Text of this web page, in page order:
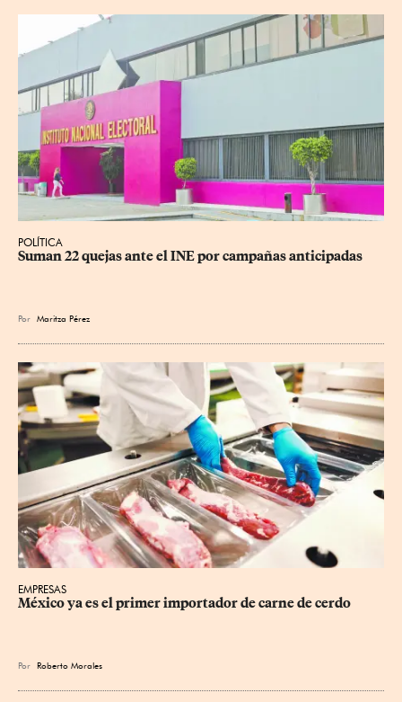
POLÍTICA
Suman 22 quejas ante el INE por campañas anticipadas
Por Maritza Pérez
EMPRESAS
México ya es el primer importador de carne de cerdo
Por Roberto Morales